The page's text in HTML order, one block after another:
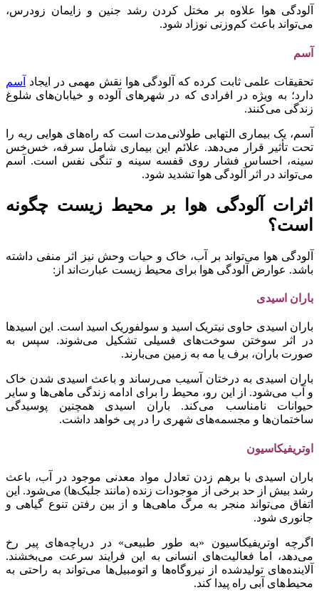
آلودگی هوا علاوه بر مختل کردن رشد جنین و زایمان زودرس،
می‌تواند باعث کم‌وزنی نوزاد شود.
آسم
تحقیقات علمی ثابت کرده که آلودگی هوا نقش مهمی در ایجاد
آسم
دارد؛ به ویژه در افرادی که در شهرهای آلوده و خیابان‌های شلوغ
زندگی می‌کنند.
آسم، یک بیماری التهابی طولانی‌مدت است که راه‌های هوایی ریه را
تحت تأثیر قرار می‌دهد. علائم این بیماری شامل سرفه، خس‌خس
سینه، احساس فشار روی قفسه سینه و تنگی نفس است. آسم
می‌تواند در اثر آلودگی هوا تشدید شود.
اثرات آلودگی هوا بر محیط زیست چگونه
است؟
آلودگی هوا می‌تواند بر آب، خاک و حیات وحش نیز اثر منفی داشته
باشد. عوارض آلودگی هوا برای محیط زیست عبارت‌اند از:
باران اسیدی
باران اسیدی حاوی نیتریک اسید و سولفوریک اسید است. این اسیدها
در اثر سوختن سوخت‌های فسیلی تشکیل می‌شوند. سپس به
صورت باران، برف یا مه به زمین می‌بارند.
باران اسیدی به درختان آسیب می‌رساند و باعث اسیدی شدن خاک
و آب می‌شود. از این رو، محیط را برای ادامه زندگی ماهی‌ها و سایر
حیوانات نامناسب می‌کند. باران اسیدی همچنین پوسیدگی
ساختمان‌ها و مجسمه‌های شهری را در پی خواهد داشت.
اوتریفیکاسیون
باران اسیدی با برهم زدن تعادل مواد معدنی موجود در آب، باعث
رشد بیش از حد برخی از موجودات زنده (مانند جلبک‌ها) می‌شود. این
اتفاق می‌تواند منجر به مرگ ماهی‌ها و از بین رفتن تنوع گیاهی و
جانوری شود.
اگرچه اوتریفیکاسیون «به طور طبیعی» در دریاچه‌های پیر رخ
می‌دهد، اما فعالیت‌های انسانی به این فرایند سرعت می‌بخشند.
آلاینده‌های تولیدشده از نیروگاه‌ها و اتومبیل‌ها می‌تواند به راحتی به
محیط‌های آبی راه پیدا کند.